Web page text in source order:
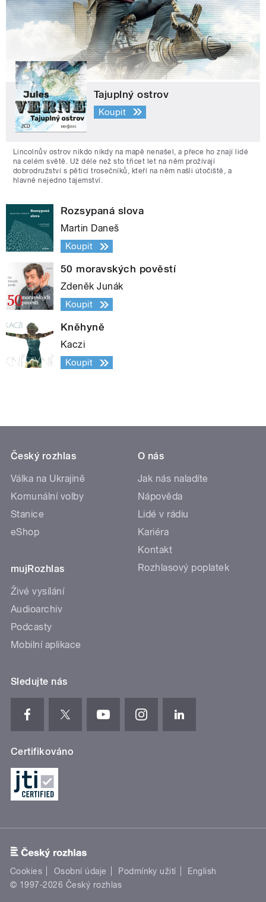
Tajuplný ostrov
Koupit
Lincolnův ostrov nikdo nikdy na mapě nenašel, a přece ho znají lidé
na celém světě. Už déle než sto třicet let na něm prožívají
dobrodružství s pěticí trosečníků, kteří na něm našli útočiště, a
hlavně nejedno tajemství.
Rozsypaná slova
Martin Daneš
Koupit
50 moravských pověstí
Zdeněk Junák
Koupit
Kněhyně
Kaczi
Koupit
Český rozhlas
Válka na Ukrajině
Komunální volby
Stanice
eShop
mujRozhlas
Živé vysílání
Audioarchiv
Podcasty
Mobilní aplikace
O nás
Jak nás naladíte
Nápověda
Lidé v rádiu
Kariéra
Kontakt
Rozhlasový poplatek
Sledujte nás
Certifikováno
Cookies Osobní údaje Podmínky užití
English
© 1997-2026 Český rozhlas